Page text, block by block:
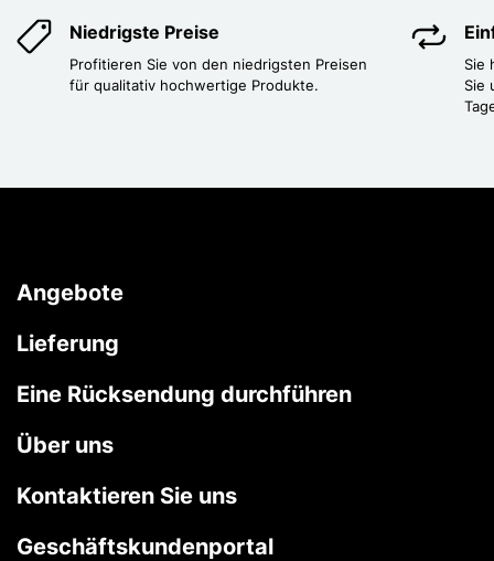
Niedrigste Preise
Profitieren Sie von den niedrigsten Preisen
für qualitativ hochwertige Produkte.
Sie
Sie
Angebote
Lieferung
Eine Rücksendung durchführen
Über uns
Kontaktieren Sie uns
Geschäftskundenportal